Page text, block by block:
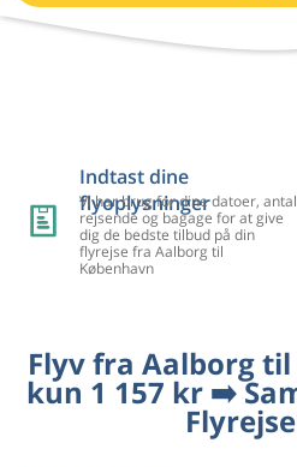
Indtast dine
flyoplysninger
Vi har brug for dine datoer, antal
rejsende og bagage for at give
dig de bedste tilbud på din
flyrejse fra Aalborg til
København
Flyv fra Aalborg
kun 1 157 kr ➡️